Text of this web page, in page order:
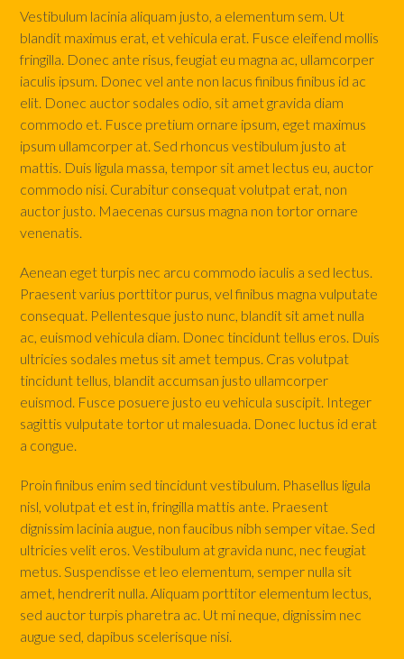
Vestibulum lacinia aliquam justo, a elementum sem. Ut
blandit maximus erat, et vehicula erat. Fusce eleifend mollis
fringilla. Donec ante risus, feugiat eu magna ac, ullamcorper
iaculis ipsum. Donec vel ante non lacus finibus finibus id ac
elit. Donec auctor sodales odio, sit amet gravida diam
commodo et. Fusce pretium ornare ipsum, eget maximus
ipsum ullamcorper at. Sed rhoncus vestibulum justo at
mattis. Duis ligula massa, tempor sit amet lectus eu, auctor
commodo nisi. Curabitur consequat volutpat erat, non
auctor justo. Maecenas cursus magna non tortor ornare
venenatis.
Aenean eget turpis nec arcu commodo iaculis a sed lectus.
Praesent varius porttitor purus, vel finibus magna vulputate
consequat. Pellentesque justo nunc, blandit sit amet nulla
ac, euismod vehicula diam. Donec tincidunt tellus eros. Duis
ultricies sodales metus sit amet tempus. Cras volutpat
tincidunt tellus, blandit accumsan justo ullamcorper
euismod. Fusce posuere justo eu vehicula suscipit. Integer
sagittis vulputate tortor ut malesuada. Donec luctus id erat
a congue.
Proin finibus enim sed tincidunt vestibulum. Phasellus ligula
nisl, volutpat et est in, fringilla mattis ante. Praesent
dignissim lacinia augue, non faucibus nibh semper vitae. Sed
ultricies velit eros. Vestibulum at gravida nunc, nec feugiat
metus. Suspendisse et leo elementum, semper nulla sit
amet, hendrerit nulla. Aliquam porttitor elementum lectus,
sed auctor turpis pharetra ac. Ut mi neque, dignissim nec
augue sed, dapibus scelerisque nisi.